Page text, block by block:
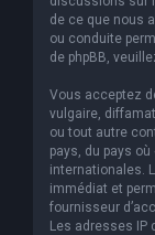
de ce que nous
ou conduite
de phpBB,
Vous acceptez
vulgaire,
ou tout autre
pays, du pays
internationales.
immédiat et
fournisseur
Les adresses